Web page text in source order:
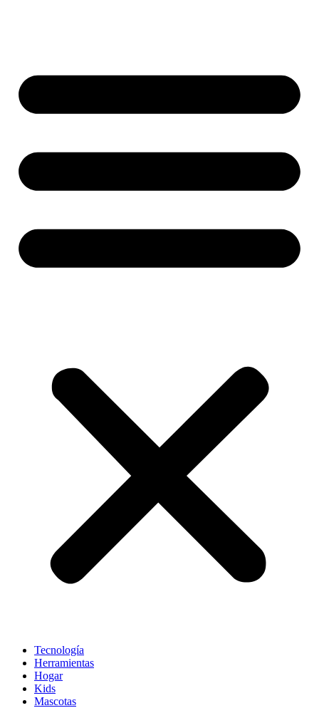
Tecnología
Herramientas
Hogar
Kids
Mascotas